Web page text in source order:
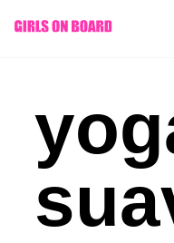
conteúdo